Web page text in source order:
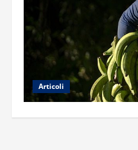
Articoli